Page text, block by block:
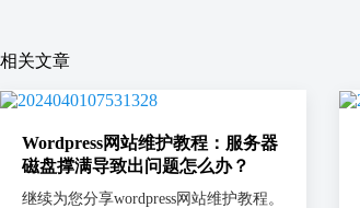
相关文章
Wordpress网站维护教程：服务器
磁盘撑满导致出问题怎么办？
继续为您分享wordpress网站维护教程。